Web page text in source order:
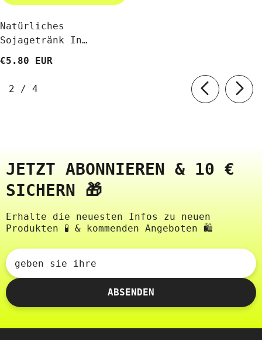
Natürliches
Sojagetränk In
€5.80 EUR
2 / von
4
JETZT ABONNIEREN & 10 €
SICHERN 🎁
Erhalte die neuesten Infos zu neuen
Produkten 🧪 & kommenden Angeboten 🛍️
geben sie ihre
ABSENDEN